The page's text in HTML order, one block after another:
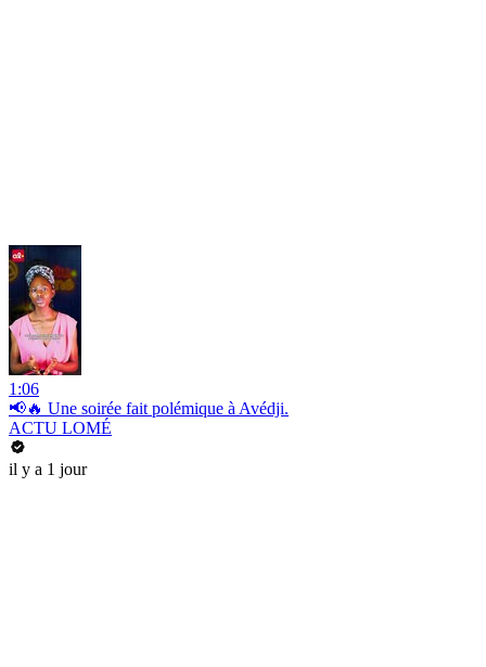
1:06
📢🔥 Une soirée fait polémique à Avédji.
ACTU LOMÉ
il y a 1 jour